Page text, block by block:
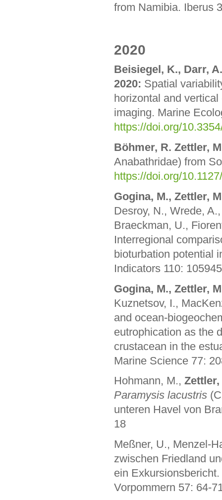
from Namibia. Iberus
2020
Beisiegel, K., Darr,
2020: Spatial
horizontal and
imaging. Marine
https://doi.org/
Böhmer, R. Zettler,
Anabathridae) from
https://doi.org/
Gogina, M., Zettler,
Desroy, N., Wrede,
Braeckman, U.,
Interregional
bioturbation potential
Indicators 110:
Gogina, M., Zettler,
Kuznetsov, I.,
and ocean-
eutrophication as the
crustacean in the
Marine Science 77:
Hohmann, M., Zettler,
Paramysis lacustris
unteren Havel von
18
Meßner, U., Menzel-
zwischen Friedland
ein
Vorpommern 57: 64-